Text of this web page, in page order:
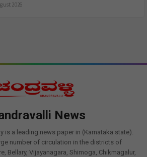
2026
News
is a leading news paper in (Karnataka state).
number of circulation in the districts of
Bellary, Vijayanagara, Shimoga, Chikmagalur,